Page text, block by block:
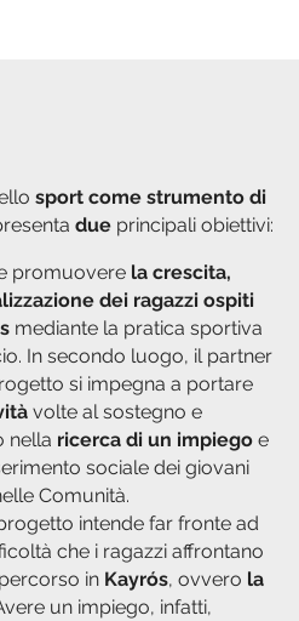
sport come strumento di
due principali obiettivi:
promuovere la crescita,
dei ragazzi ospiti
mediante la pratica sportiva
In secondo luogo, il partner
si impegna a portare
volte al sostegno e
nella ricerca di un impiego e
sociale dei giovani
Comunità.
intende far fronte ad
che i ragazzi affrontano
in Kayrós, ovvero la
un impiego, infatti,